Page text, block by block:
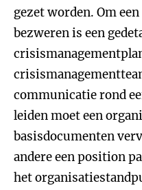
gezet worden. Om
bezweren is een
communicatie rond
leiden moet een
basisdocumenten
andere een position
het